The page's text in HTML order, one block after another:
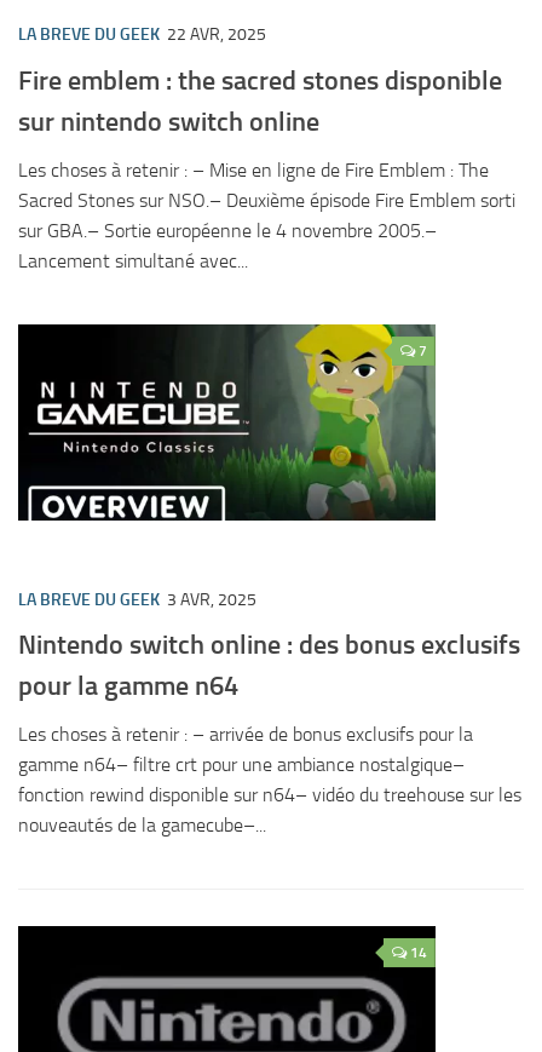
LA BREVE DU GEEK 22 AVR, 2025
Fire emblem : the sacred stones disponible
sur nintendo switch online
Les choses à retenir : – Mise en ligne de Fire Emblem : The
Sacred Stones sur NSO.– Deuxième épisode Fire Emblem sorti
sur GBA.– Sortie européenne le 4 novembre 2005.–
Lancement simultané avec...
7
LA BREVE DU GEEK 3 AVR, 2025
Nintendo switch online : des bonus exclusifs
pour la gamme n64
Les choses à retenir : – arrivée de bonus exclusifs pour la
gamme n64– filtre crt pour une ambiance nostalgique–
fonction rewind disponible sur n64– vidéo du treehouse sur les
nouveautés de la gamecube–...
14